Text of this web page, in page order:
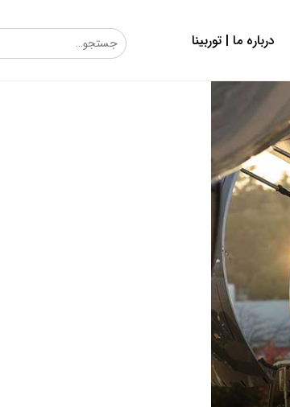
درباره ما | توربینا